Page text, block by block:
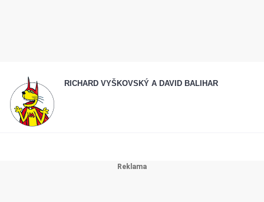
RICHARD VYŠKOVSKÝ A DAVID BALIHAR